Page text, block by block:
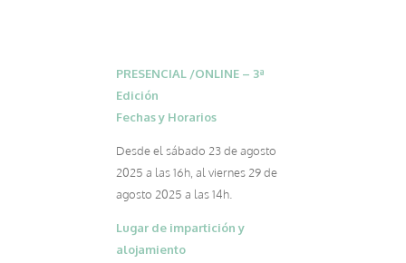
PRESENCIAL /ONLINE – 3ª
Edición
Fechas y Horarios
Desde el sábado 23 de agosto
2025 a las 16h, al viernes 29 de
agosto 2025 a las 14h.
Lugar de impartición y
alojamiento